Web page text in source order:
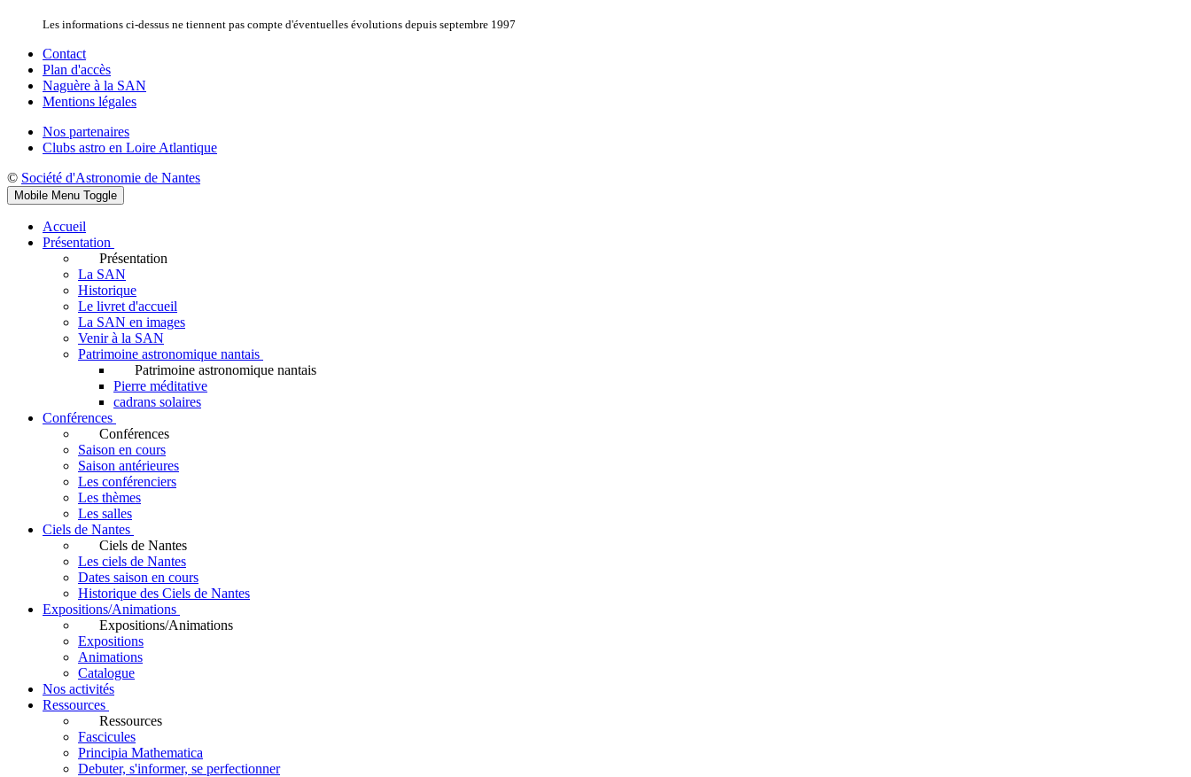
Les informations ci-dessus ne tiennent pas compte d'éventuelles évolutions depuis septembre 1997
Contact
Plan d'accès
Naguère à la SAN
Mentions légales
Nos partenaires
Clubs astro en Loire Atlantique
© Société d'Astronomie de Nantes
Mobile Menu Toggle
Accueil
Présentation
Présentation
La SAN
Historique
Le livret d'accueil
La SAN en images
Venir à la SAN
Patrimoine astronomique nantais
Patrimoine astronomique nantais
Pierre méditative
cadrans solaires
Conférences
Conférences
Saison en cours
Saison antérieures
Les conférenciers
Les thèmes
Les salles
Ciels de Nantes
Ciels de Nantes
Les ciels de Nantes
Dates saison en cours
Historique des Ciels de Nantes
Expositions/Animations
Expositions/Animations
Expositions
Animations
Catalogue
Nos activités
Ressources
Ressources
Fascicules
Principia Mathematica
Debuter, s'informer, se perfectionner